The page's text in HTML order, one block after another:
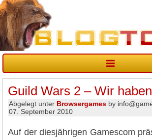
Guild Wars 2 – Wir
Abgelegt unter Browsergames by
07. September 2010
Auf der diesjährigen Gamescom